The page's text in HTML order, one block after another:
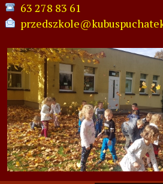
63 278 83 61